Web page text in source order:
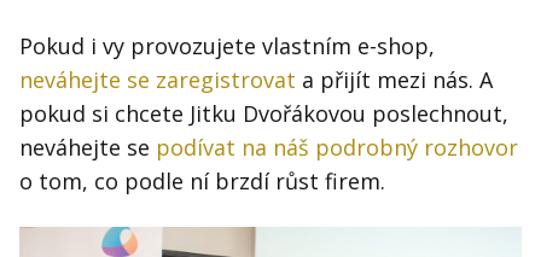
Pokud i vy provozujete vlastním e-shop,
neváhejte se zaregistrovat a přijít mezi nás. A
pokud si chcete Jitku Dvořákovou poslechnout,
neváhejte se podívat na náš podrobný rozhovor
o tom, co podle ní brzdí růst firem.